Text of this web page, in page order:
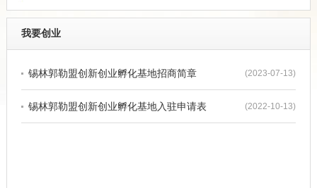
我要创业
(2023-07-13)
锡林郭勒盟创新创业孵化基地招商简章
(2022-10-13)
锡林郭勒盟创新创业孵化基地入驻申请表